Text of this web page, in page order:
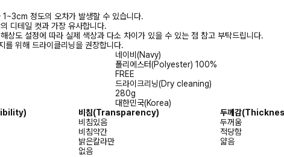
정도의 오차가 발생할 수 있습니다.
디테일 컷과 가장 유사합니다.
상도 설정에 따라 실제 색상과 다소 차이가 있을 수 있는 점 참고 부탁드립니다.
를 위해 드라이클리닝을 권장합니다.
네이비(Navy)
폴리에스터(Polyester) 100%
FREE
드라이크리닝(Dry cleaning)
280g
대한민국(Korea)
비침(Transparency)
두께감
비침있음
두꺼움
비침약간
적당함
밝은칼라만
얇음
없음